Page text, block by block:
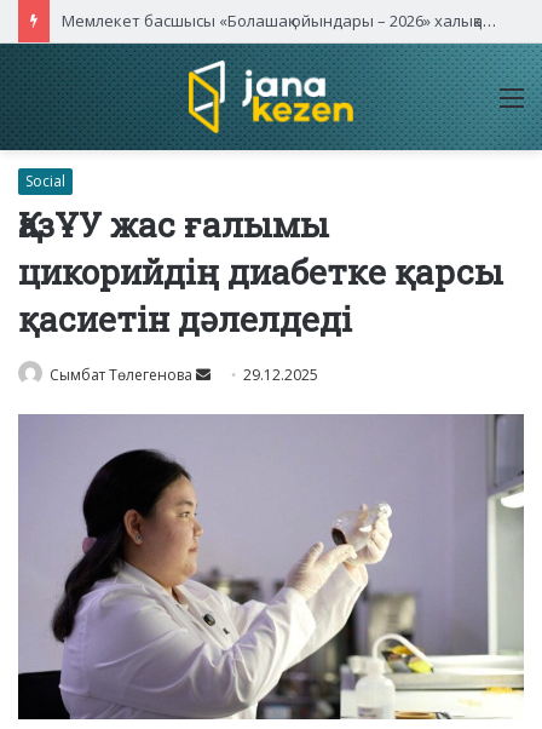
Мемлекет басшысы «Болашақ ойындары – 2026» халықаралық турнирінің ашылу салтанатына қатысты
Social
ҚазҰУ жас ғалымы
цикорийдің диабетке қарсы
қасиетін дәлелдеді
Сымбат Төлегенова
Send 29.12.2025